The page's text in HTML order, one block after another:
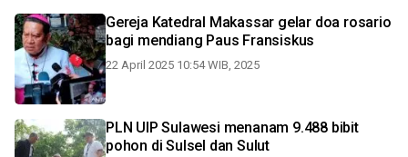
Gereja Katedral Makassar gelar doa rosario
bagi mendiang Paus Fransiskus
22 April 2025 10:54 WIB, 2025
PLN UIP Sulawesi menanam 9.488 bibit
pohon di Sulsel dan Sulut